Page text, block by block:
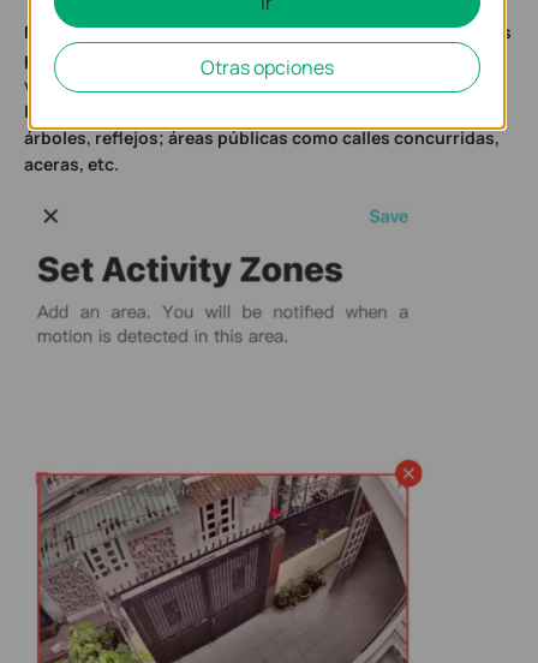
NOTA: Excluya las áreas que tengan objetos o movimientos
pequeños como árboles, arbustos, hojas que ondean en el
viento; cambios de luz como el atardecer o el amanecer,
luces de coches de vehículos que pasan, sombras de
árboles, reflejos; áreas públicas como calles concurridas,
aceras, etc.
Otras opciones